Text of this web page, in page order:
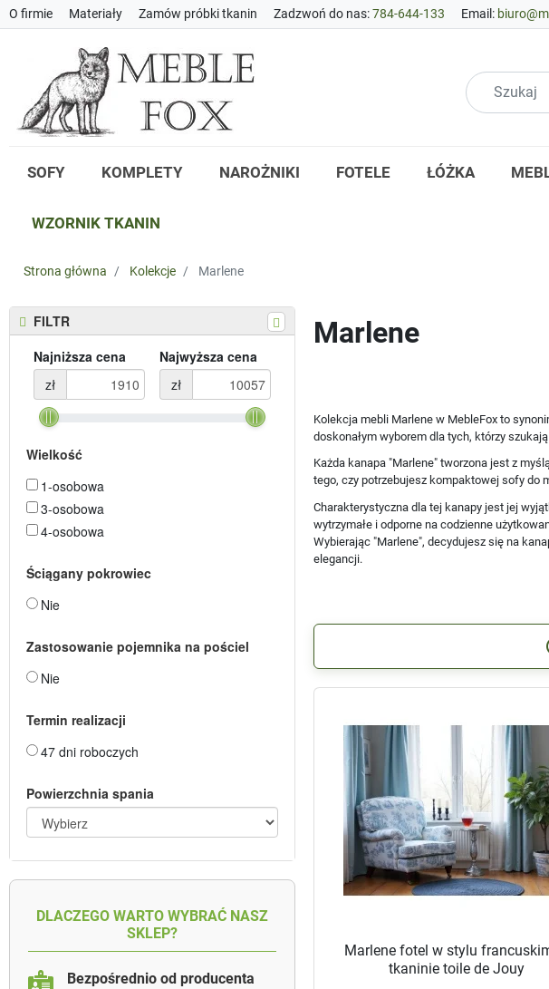
O firmie Materiały Zamów próbki tkanin Zadzwoń do nas:784-644-133 Email:
SOFY KOMPLETY NAROŻNIKI FOTELE ŁÓŻKA
WZORNIK TKANIN
Strona główna Kolekcje Marlene
FILTR
Najniższa cena
zł
Najwyższa cena
zł
Wielkość
1-osobowa
3-osobowa
4-osobowa
Ściągany pokrowiec
Nie
Zastosowanie pojemnika na pościel
Nie
Termin realizacji
47 dni roboczych
Powierzchnia spania
DLACZEGO WARTO WYBRAĆ NASZ
SKLEP?
Bezpośrednio od producenta
Marlene
Kolekcja mebli Marlene w MebleFox to
doskonałym wyborem dla tych, którzy
Każda kanapa "Marlene" tworzona jest z
tego, czy potrzebujesz kompaktowej sofy do
Charakterystyczna dla tej kanapy jest jej
wytrzymałe i odporne na codzienne
Wybierając "Marlene", decydujesz się na
elegancji.
Marlene fotel w stylu
tkaninie toile de Jouy